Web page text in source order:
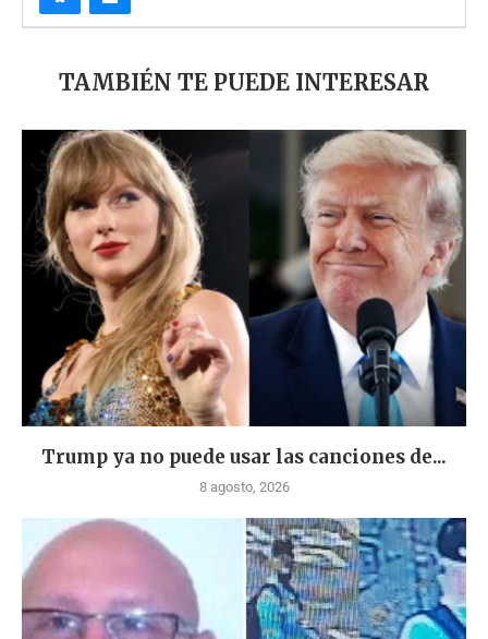
TAMBIÉN TE PUEDE INTERESAR
Trump ya no puede usar las canciones de...
8 agosto, 2026